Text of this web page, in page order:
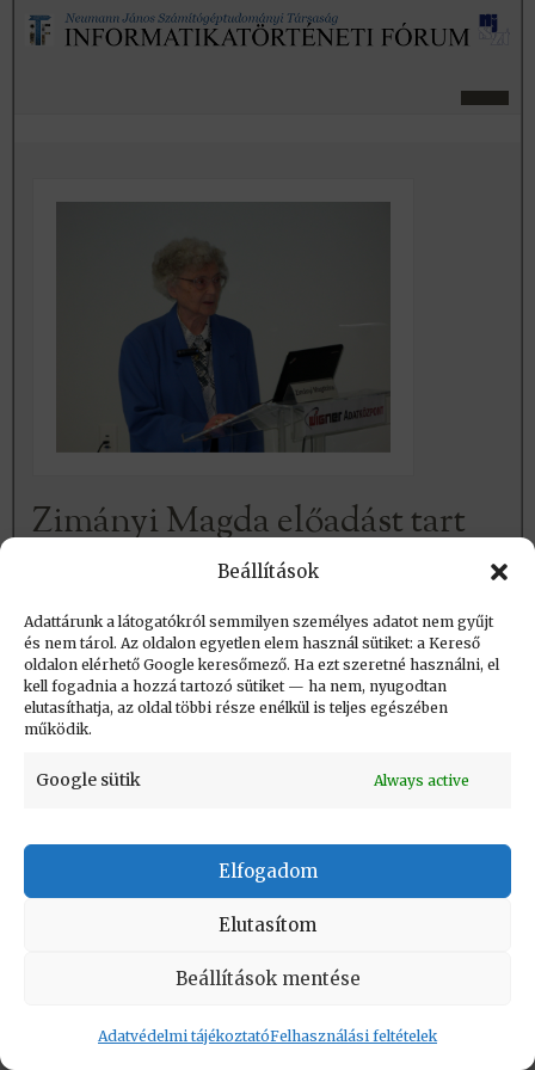
Beállítások
Adattárunk a látogatókról semmilyen személyes adatot nem gyűjt
és nem tárol. Az oldalon egyetlen elem használ sütiket: a Kereső
oldalon elérhető Google keresőmező. Ha ezt szeretné használni, el
kell fogadnia a hozzá tartozó sütiket — ha nem, nyugodtan
elutasíthatja, az oldal többi része enélkül is teljes egészében
működik.
Google sütik Always active
Elfogadom
Elutasítom
Beállítások mentése
Adatvédelmi tájékoztatóFelhasználási feltételek
Zimányi Magda előadást tart
Utolsó módosítás: 2021.09.10. 23:33
KAPCSOLAT
Felhasználási
Vissza a lap tetejére